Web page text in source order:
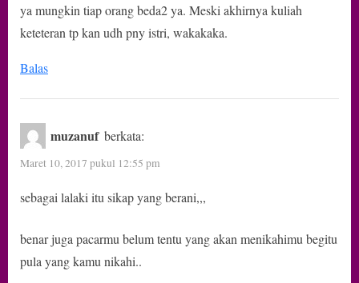
ya mungkin tiap orang beda2 ya. Meski akhirnya kuliah
keteteran tp kan udh pny istri, wakakaka.
Balas
muzanuf berkata:
Maret 10, 2017 pukul 12:55 pm
sebagai lalaki itu sikap yang berani,,,
benar juga pacarmu belum tentu yang akan menikahimu begitu
pula yang kamu nikahi..